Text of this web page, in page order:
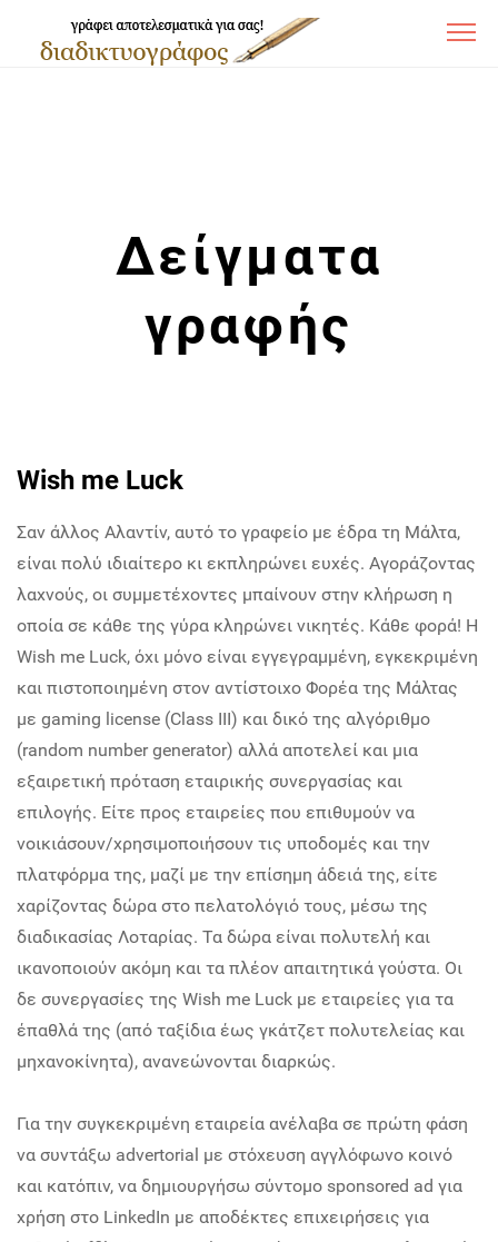
Δείγματα
γραφής
Wish me Luck
Σαν άλλος Αλαντίν, αυτό το γραφείο με έδρα τη Μάλτα,
είναι πολύ ιδιαίτερο κι εκπληρώνει ευχές. Αγοράζοντας
λαχνούς, οι συμμετέχοντες μπαίνουν στην κλήρωση η
οποία σε κάθε της γύρα κληρώνει νικητές. Κάθε φορά! Η
Wish me Luck, όχι μόνο είναι εγγεγραμμένη, εγκεκριμένη
και πιστοποιημένη στον αντίστοιχο Φορέα της Μάλτας
με gaming license (Class III) και δικό της αλγόριθμο
(random number generator) αλλά αποτελεί και μια
εξαιρετική πρόταση εταιρικής συνεργασίας και
επιλογής. Είτε προς εταιρείες που επιθυμούν να
νοικιάσουν/χρησιμοποιήσουν τις υποδομές και την
πλατφόρμα της, μαζί με την επίσημη άδειά της, είτε
χαρίζοντας δώρα στο πελατολόγιό τους, μέσω της
διαδικασίας Λοταρίας. Τα δώρα είναι πολυτελή και
ικανοποιούν ακόμη και τα πλέον απαιτητικά γούστα. Οι
δε συνεργασίες της Wish me Luck με εταιρείες για τα
έπαθλά της (από ταξίδια έως γκάτζετ πολυτελείας και
μηχανοκίνητα), ανανεώνονται διαρκώς.
Για την συγκεκριμένη εταιρεία ανέλαβα σε πρώτη φάση
να συντάξω advertorial με στόχευση αγγλόφωνο κοινό
και κατόπιν, να δημιουργήσω σύντομο sponsored ad για
χρήση στο LinkedIn με αποδέκτες επιχειρήσεις για